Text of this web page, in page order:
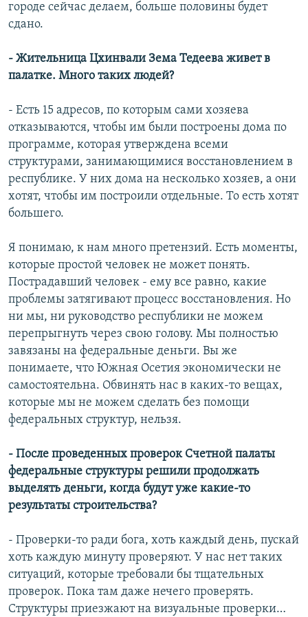
городе сейчас делаем, больше половины будет
сдано.
- Жительница Цхинвали Зема Тедеева живет в
палатке. Много таких людей?
- Есть 15 адресов, по которым сами хозяева
отказываются, чтобы им были построены дома по
программе, которая утверждена всеми
структурами, занимающимися восстановлением в
республике. У них дома на несколько хозяев, а они
хотят, чтобы им построили отдельные. То есть хотят
большего.
Я понимаю, к нам много претензий. Есть моменты,
которые простой человек не может понять.
Пострадавший человек - ему все равно, какие
проблемы затягивают процесс восстановления. Но
ни мы, ни руководство республики не можем
перепрыгнуть через свою голову. Мы полностью
завязаны на федеральные деньги. Вы же
понимаете, что Южная Осетия экономически не
самостоятельна. Обвинять нас в каких-то вещах,
которые мы не можем сделать без помощи
федеральных структур, нельзя.
- После проведенных проверок Счетной палаты
федеральные структуры решили продолжать
выделять деньги, когда будут уже какие-то
результаты строительства?
- Проверки-то ради бога, хоть каждый день, пускай
хоть каждую минуту проверяют. У нас нет таких
ситуаций, которые требовали бы тщательных
проверок. Пока там даже нечего проверять.
Структуры приезжают на визуальные проверки…